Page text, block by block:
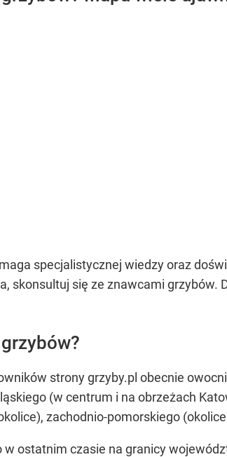
specjalistycznej wiedzy oraz
skonsultuj się ze znawcami
strony grzyby.pl obecnie
(w centrum i na obrzeżach
zachodnio-pomorskiego
ostatnim czasie na granicy